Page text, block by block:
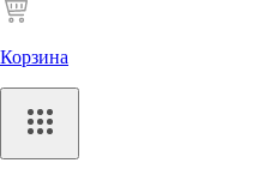
Корзина